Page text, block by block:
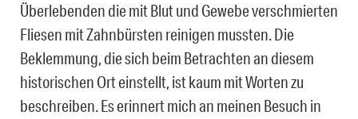
Überlebenden die mit Blut und Gewebe verschmierten
Fliesen mit Zahnbürsten reinigen mussten. Die
Beklemmung, die sich beim Betrachten an diesem
historischen Ort einstellt, ist kaum mit Worten zu
beschreiben. Es erinnert mich an meinen Besuch in